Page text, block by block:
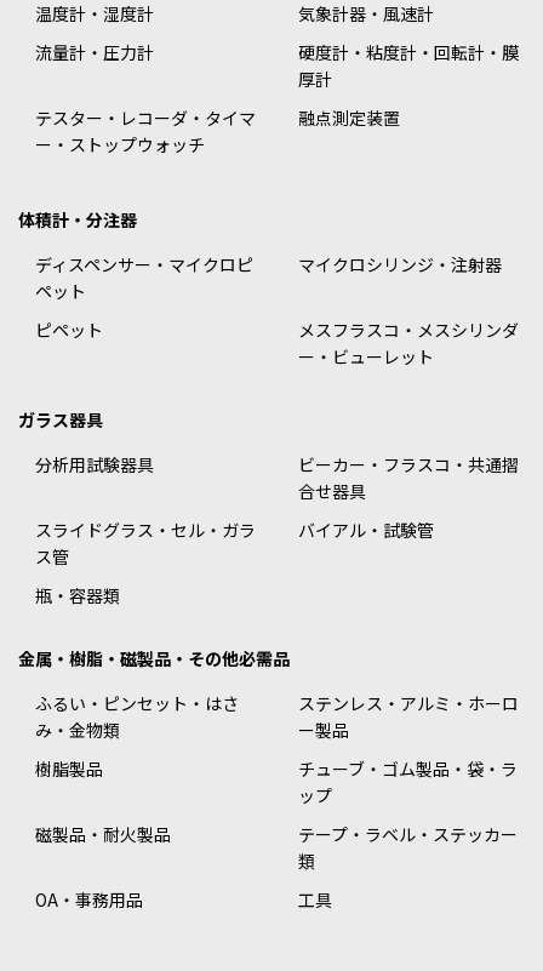
温度計・湿度計
気象計器・風速計
流量計・圧力計
硬度計・粘度計・回転計・膜
厚計
テスター・レコーダ・タイマ
ー・ストップウォッチ
融点測定装置
体積計・分注器
ディスペンサー・マイクロピ
ペット
マイクロシリンジ・注射器
ピペット
メスフラスコ・メスシリンダ
ー・ビューレット
ガラス器具
分析用試験器具
ビーカー・フラスコ・共通摺
合せ器具
スライドグラス・セル・ガラ
ス管
バイアル・試験管
瓶・容器類
金属・樹脂・磁製品・その他必需品
ふるい・ピンセット・はさ
み・金物類
ステンレス・アルミ・ホーロ
ー製品
樹脂製品
チューブ・ゴム製品・袋・ラ
ップ
磁製品・耐火製品
テープ・ラベル・ステッカー
類
OA・事務用品
工具